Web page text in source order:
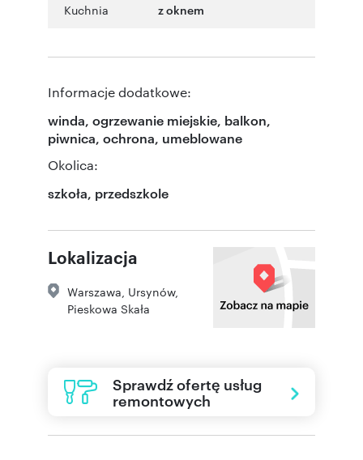
Kuchnia z oknem
Informacje dodatkowe:
winda, ogrzewanie miejskie, balkon,
piwnica, ochrona, umeblowane
Okolica:
szkoła, przedszkole
Lokalizacja
Warszawa Ursynów,
Pieskowa Skała
Sprawdź ofertę usług
remontowych